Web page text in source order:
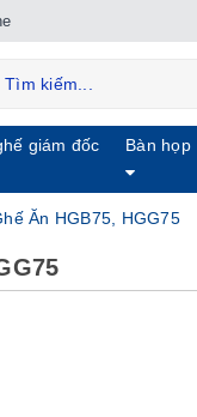
giám đốc Bàn họp
Ăn HGB75, HGG75